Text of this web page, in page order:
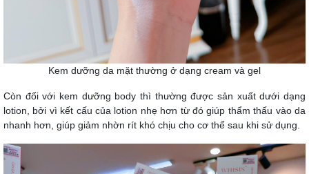
Kem dưỡng da mặt thường ở dạng cream và gel
Còn đối với kem dưỡng body thì thường được sản xuất dưới dạng
lotion, bởi vì kết cấu của lotion nhẹ hơn từ đó giúp thẩm thấu vào da
nhanh hơn, giúp giảm nhờn rít khó chịu cho cơ thể sau khi sử dụng.